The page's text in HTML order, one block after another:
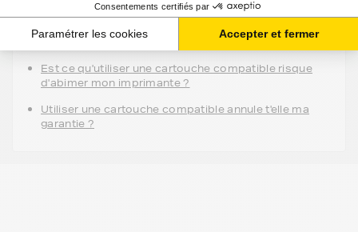
Aide & conseils
Qu'est ce qu'une cartouche compatible ?
Est ce qu'utiliser une cartouche compatible risque
d'abimer mon imprimante ?
Utiliser une cartouche compatible annule t'elle ma
garantie ?